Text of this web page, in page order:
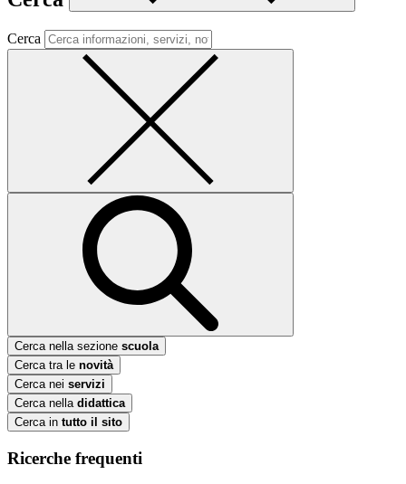
Cerca
Cerca nella sezione scuola
Cerca tra le novità
Cerca nei servizi
Cerca nella didattica
Cerca in tutto il sito
Ricerche frequenti